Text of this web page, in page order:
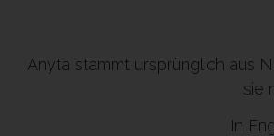
Anyta stammt ursprünglich aus
sie
In